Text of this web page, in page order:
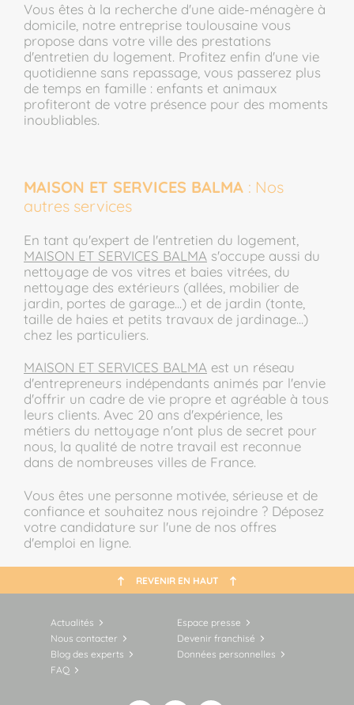
Vous êtes à la recherche d'une aide-ménagère à
domicile, notre entreprise toulousaine vous
propose dans votre ville des prestations
d'entretien du logement. Profitez enfin d'une vie
quotidienne sans repassage, vous passerez plus
de temps en famille : enfants et animaux
profiteront de votre présence pour des moments
inoubliables.
MAISON ET SERVICES BALMA : Nos
autres services
En tant qu'expert de l'entretien du logement,
MAISON ET SERVICES BALMA s'occupe aussi du
nettoyage de vos vitres et baies vitrées, du
nettoyage des extérieurs (allées, mobilier de
jardin, portes de garage...) et de jardin (tonte,
taille de haies et petits travaux de jardinage...)
chez les particuliers.
MAISON ET SERVICES BALMA est un réseau
d'entrepreneurs indépendants animés par l'envie
d'offrir un cadre de vie propre et agréable à tous
leurs clients. Avec 20 ans d'expérience, les
métiers du nettoyage n'ont plus de secret pour
nous, la qualité de notre travail est reconnue
dans de nombreuses villes de France.
Vous êtes une personne motivée, sérieuse et de
confiance et souhaitez nous rejoindre ? Déposez
votre candidature sur l'une de nos offres
d'emploi en ligne.
REVENIR EN HAUT
Actualités
Espace presse
Nous contacter
Devenir franchisé
Blog des experts
Données personnelles
FAQ